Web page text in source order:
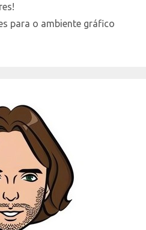
para o ambiente gráfico